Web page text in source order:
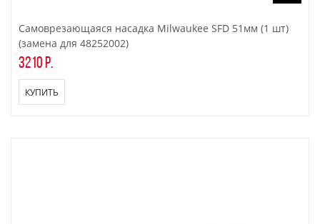
Самоврезающаяся насадка Milwaukee SFD 51мм (1 шт)
(замена для 48252002)
3210 р.
КУПИТЬ